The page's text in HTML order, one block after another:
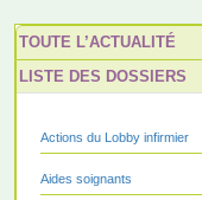
TOUTE L’ACTUALITÉ
LISTE DES DOSSIERS
Actions du Lobby infirmier
Aides soignants